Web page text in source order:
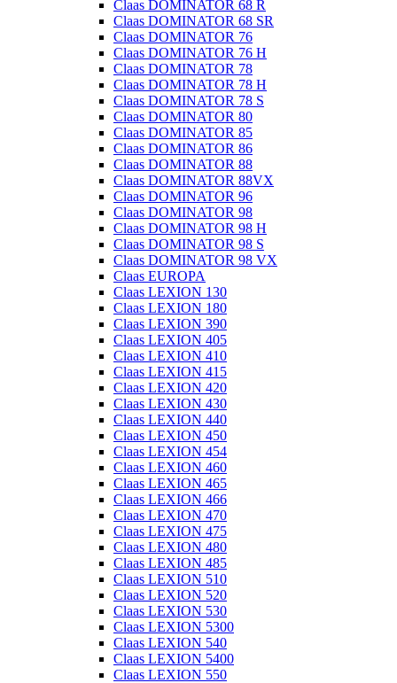
Claas DOMINATOR 68 R
Claas DOMINATOR 68 SR
Claas DOMINATOR 76
Claas DOMINATOR 76 H
Claas DOMINATOR 78
Claas DOMINATOR 78 H
Claas DOMINATOR 78 S
Claas DOMINATOR 80
Claas DOMINATOR 85
Claas DOMINATOR 86
Claas DOMINATOR 88
Claas DOMINATOR 88VX
Claas DOMINATOR 96
Claas DOMINATOR 98
Claas DOMINATOR 98 H
Claas DOMINATOR 98 S
Claas DOMINATOR 98 VX
Claas EUROPA
Claas LEXION 130
Claas LEXION 180
Claas LEXION 390
Claas LEXION 405
Claas LEXION 410
Claas LEXION 415
Claas LEXION 420
Claas LEXION 430
Claas LEXION 440
Claas LEXION 450
Claas LEXION 454
Claas LEXION 460
Claas LEXION 465
Claas LEXION 466
Claas LEXION 470
Claas LEXION 475
Claas LEXION 480
Claas LEXION 485
Claas LEXION 510
Claas LEXION 520
Claas LEXION 530
Claas LEXION 5300
Claas LEXION 540
Claas LEXION 5400
Claas LEXION 550